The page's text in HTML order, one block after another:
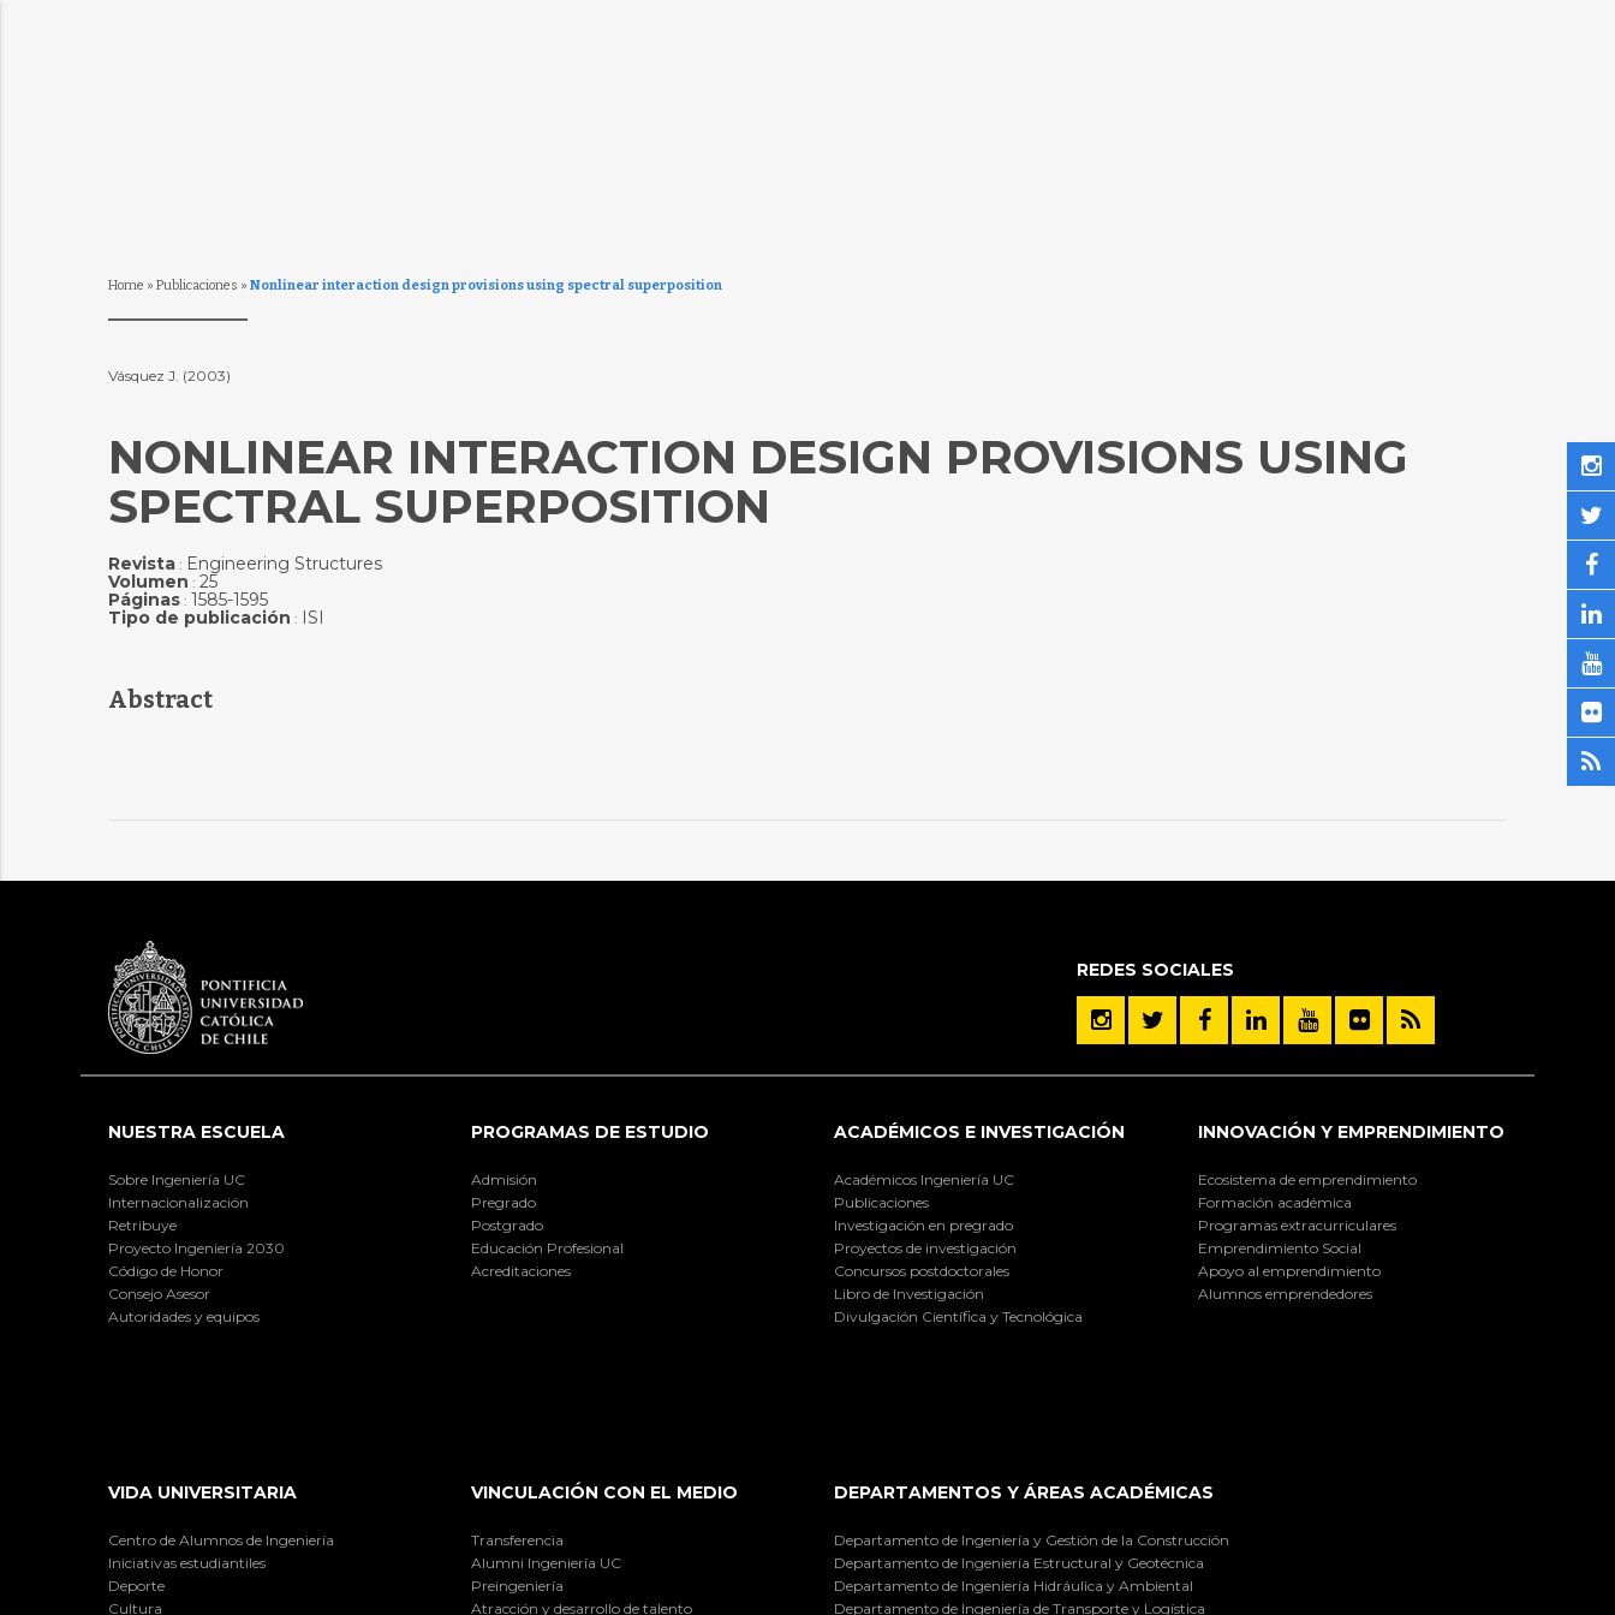
Home » Publicaciones » Nonlinear interaction design provisions using spectral superposition
Vásquez J. (2003)
NONLINEAR INTERACTION DESIGN PROVISIONS USING
SPECTRAL SUPERPOSITION
Revista: Engineering Structures
Volumen : 25
Páginas: 1585-1595
Tipo de publicación : ISI
Abstract
REDES SOCIALES
NUESTRA ESCUELA
Sobre Ingeniería UC
Internacionalización
Retribuye
Proyecto Ingeniería 2030
Código de Honor
Consejo Asesor
Autoridades y equipos
PROGRAMAS DE ESTUDIO
Admisión
Pregrado
Postgrado
Educación Profesional
Acreditaciones
ACADÉMICOS E INVESTIGACIÓN
Académicos Ingeniería UC
Publicaciones
Investigación en pregrado
Proyectos de investigación
Concursos postdoctorales
Libro de Investigación
Divulgación Científica y Tecnológica
INNOVACIÓN Y EMPRENDIMIENTO
Ecosistema de emprendimiento
Formación académica
Programas extracurriculares
Emprendimiento Social
Apoyo al emprendimiento
Alumnos emprendedores
VIDA UNIVERSITARIA
Centro de Alumnos de Ingeniería
Iniciativas estudiantiles
Deporte
Cultura
VINCULACIÓN CON EL MEDIO
Transferencia
Alumni Ingeniería UC
Preingeniería
Atracción y desarrollo de talento
DEPARTAMENTOS Y ÁREAS ACADÉMICAS
Departamento de Ingeniería y Gestión de la Construcción
Departamento de Ingeniería Estructural y Geotécnica
Departamento de Ingeniería Hidráulica y Ambiental
Departamento de Ingeniería de Transporte y Logística